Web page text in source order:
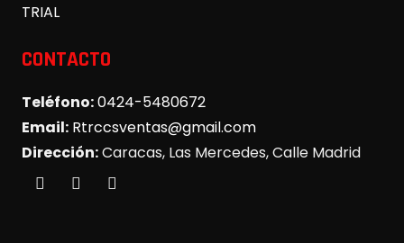
TRIAL
CONTACTO
Teléfono:0424-5480672
Email: Rtrccsventas@gmail.com
Dirección:Caracas, Las Mercedes, Calle Madrid